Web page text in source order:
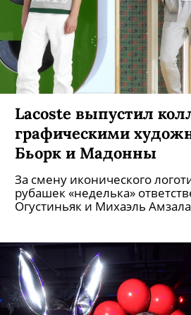
глазом, и Джокер, пугающе
Леджера.